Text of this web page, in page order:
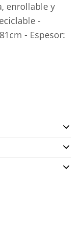
enrollable y
-
- Espesor: